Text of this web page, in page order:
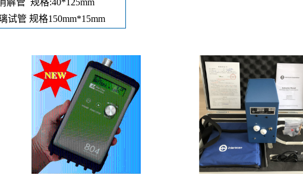
解管 规格:40*125mm
试管 规格150mm*15mm